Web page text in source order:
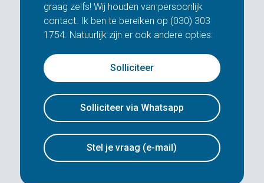
graag zelfs! Wij houden van persoonlijk
contact. Ik ben te bereiken op (030) 303
1754. Natuurlijk zijn er ook andere opties:
Solliciteer
Solliciteer via Whatsapp
Stel je vraag (e-mail)